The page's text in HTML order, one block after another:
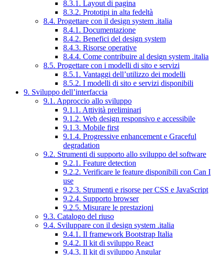
8.3.1. Layout di pagina
8.3.2. Prototipi in alta fedeltà
8.4. Progettare con il design system .italia
8.4.1. Documentazione
8.4.2. Benefici del design system
8.4.3. Risorse operative
8.4.4. Come contribuire al design system .italia
8.5. Progettare con i modelli di sito e servizi
8.5.1. Vantaggi dell’utilizzo dei modelli
8.5.2. I modelli di sito e servizi disponibili
9. Sviluppo dell’interfaccia
9.1. Approccio allo sviluppo
9.1.1. Attività preliminari
9.1.2. Web design responsivo e accessibile
9.1.3. Mobile first
9.1.4. Progressive enhancement e Graceful
degradation
9.2. Strumenti di supporto allo sviluppo del software
9.2.1. Feature detection
9.2.2. Verificare le feature disponibili con Can I
use
9.2.3. Strumenti e risorse per CSS e JavaScript
9.2.4. Supporto browser
9.2.5. Misurare le prestazioni
9.3. Catalogo del riuso
9.4. Sviluppare con il design system .italia
9.4.1. Il framework Bootstrap Italia
9.4.2. Il kit di sviluppo React
9.4.3. Il kit di sviluppo Angular